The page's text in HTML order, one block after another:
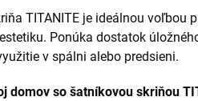
TITANITE je ideálnou voľbou
Ponúka dostatok
v spálni alebo predsieni.
domov so šatníkovou skriňou